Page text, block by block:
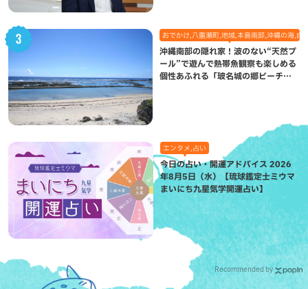
おでかけ,八重瀬町,地域,本島南部,沖縄の海,自
沖縄南部の隠れ家！波のない“天然プ
ール”で遊んで熱帯魚観察も楽しめる
個性あふれる「玻名城の郷ビーチ」
エンタメ,占い
今日の占い・開運アドバイス 2026
年8月5日（水）【琉球鑑定士ミウマ
まいにち九星気学開運占い】
Recommended by